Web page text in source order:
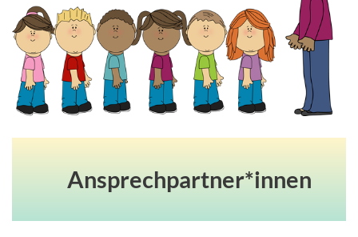
Ansprechpartner*innen